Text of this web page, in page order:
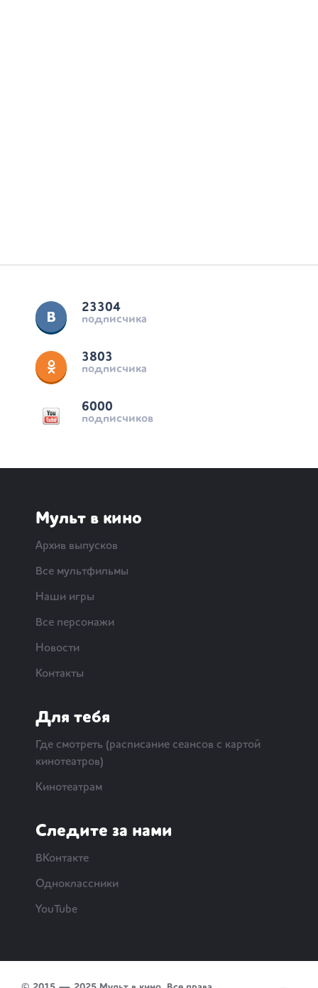
23304
подписчика
3803
подписчика
6000
подписчиков
Мульт в кино
Архив выпусков
Все мультфильмы
Наши игры
Все персонажи
Новости
Контакты
Для тебя
Где смотреть (расписание сеансов с картой
кинотеатров)
Кинотеатрам
Следите за нами
ВКонтакте
Одноклассники
YouTube